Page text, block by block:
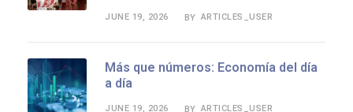
JUNE 19, 2026 BY ARTICLES_USER
Más que números: Economía del día
a día
JUNE 19, 2026 BY ARTICLES_USER